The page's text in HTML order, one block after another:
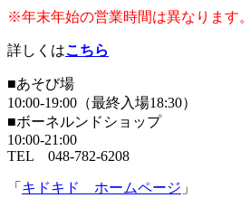
※年末年始の営業時間は異なります。
詳しくはこちら
■あそび場
10:00-19:00（最終入場18:30）
■ボーネルンドショップ
10:00-21:00
TEL 048-782-6208
「 キドキド ホームページ 」